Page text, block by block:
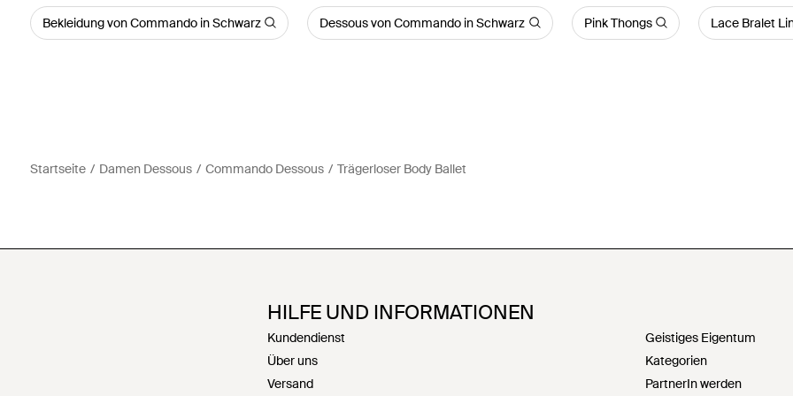
Bekleidung von Commando in Schwarz Dessous von Commando in Schwarz Pink Thongs Lace Bralet
Startseite Damen Dessous Commando Dessous Trägerloser Body Ballet
HILFE UND INFORMATIONEN
Kundendienst
Über uns
Versand
Geistiges Eigentum
Kategorien
PartnerIn werden